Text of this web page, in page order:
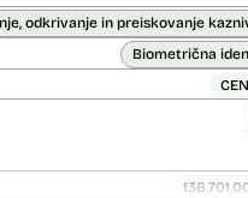
odkrivanje in preiskovanje
Biometrična